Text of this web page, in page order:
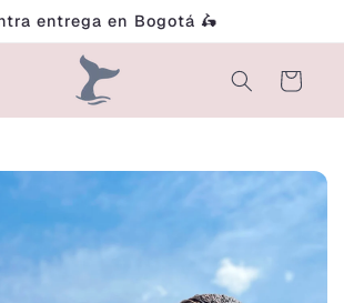
entrega en Bogotá 🛵
Carrito